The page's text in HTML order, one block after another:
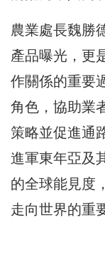
農業處長魏勝
產品曝光，更
作關係的重要
角色，協助業
策略並促進通
進軍東年亞及
的全球能見度
走向世界的重